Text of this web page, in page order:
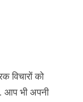
विचारों को
आप भी अपनी